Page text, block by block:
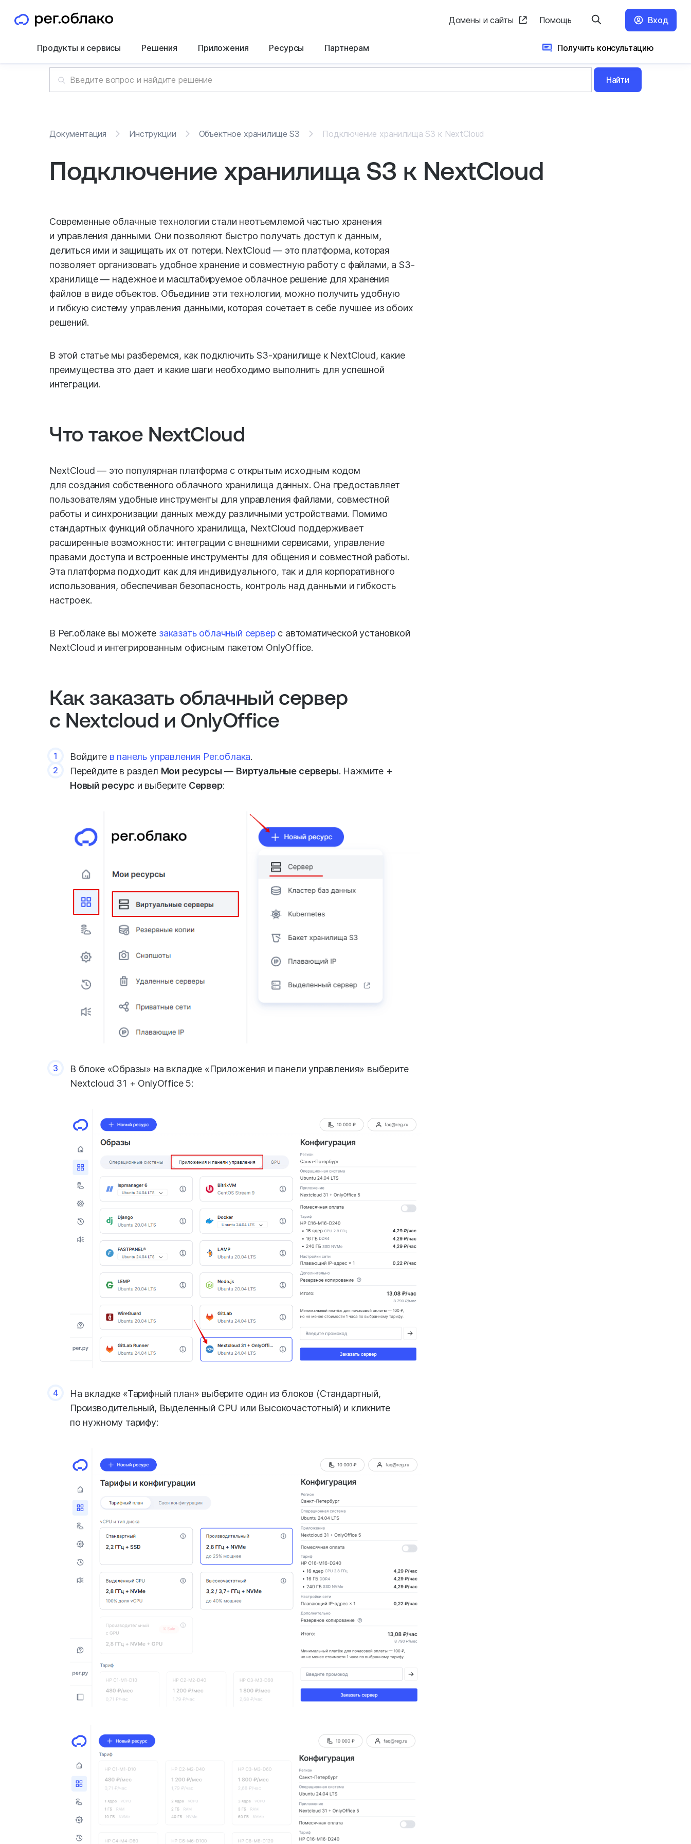
Домены и сайты Помощь Вход
Продукты и сервисы Решения Приложения Ресурсы Партнерам Получить консультацию
Найти
Документация Инструкции Объектное хранилище S3 Подключение хранилища S3 к NextCloud
Подключение хранилища S3 к NextCloud
Современные облачные технологии стали неотъемлемой частью хранения
и управления данными. Они позволяют быстро получать доступ к данным,
делиться ими и защищать их от потери. NextCloud — это платформа, которая
позволяет организовать удобное хранение и совместную работу с файлами, а S3-
хранилище — надежное и масштабируемое облачное решение для хранения
файлов в виде объектов. Объединив эти технологии, можно получить удобную
и гибкую систему управления данными, которая сочетает в себе лучшее из обоих
решений.
В этой статье мы разберемся, как подключить S3-хранилище к NextCloud, какие
преимущества это дает и какие шаги необходимо выполнить для успешной
интеграции.
Что такое NextCloud
NextCloud — это популярная платформа с открытым исходным кодом
для создания собственного облачного хранилища данных. Она предоставляет
пользователям удобные инструменты для управления файлами, совместной
работы и синхронизации данных между различными устройствами. Помимо
стандартных функций облачного хранилища, NextCloud поддерживает
расширенные возможности: интеграции с внешними сервисами, управление
правами доступа и встроенные инструменты для общения и совместной работы.
Эта платформа подходит как для индивидуального, так и для корпоративного
использования, обеспечивая безопасность, контроль над данными и гибкость
настроек.
В Рег.облаке вы можете заказать облачный серверс автоматической установкой
NextCloud и интегрированным офисным пакетом OnlyOffice.
Как заказать облачный сервер
с Nextcloud и OnlyOffice
1 Войдите в панель управления Рег.облака.
2 Перейдите в раздел Мои ресурсы — Виртуальные серверы. Нажмите +
Новый ресурс и выберите Сервер:
3
В блоке «Образы» на вкладке «Приложения и панели управления» выберите
Nextcloud 31 + OnlyOffice 5:
4
На вкладке «Тарифный план» выберите один из блоков (Стандартный,
Производительный, Выделенный CPU или Высокочастотный) и кликните
по нужному тарифу: